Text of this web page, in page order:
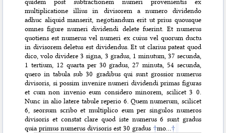
multiplicatione illius in divisorem a numero dividendo
adhuc aliquid manserit, negotiandum erit ut prius quousque
omnes figure numeri dividendi delete fuerint. Et numerus
quotiens est numerus vel numeri ex cuius vel quorum ductu
in divisorem deletus est dividendus. Et ut clarius pateat quod
dico, volo dividere 3 signa, 3 gradus, 1 minutum, 37 secunda,
1 tertium, 12 quarta per 30 gradus, 27 minuta, 54 secunda,
quero in tabula sub 30 gradibus qui sunt grossior numerus
divisoris, si possim invenire numeri dividendi primas figuras
et cum non invenio eum considero minorem, scilicet 3 0.
Nunc in alio latere tabule reperio 6. Quem numerum, scilicet
6, seorsum scribo et multiplico eum per singulos numeros
divisoris et constat clare quod iste numerus 6 sunt gradus
quia primus numerus divisoris est 30 gradus †mo… †